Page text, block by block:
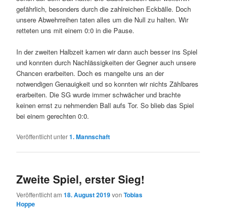
gefährlich, besonders durch die zahlreichen Eckbälle. Doch
unsere Abwehrreihen taten alles um die Null zu halten. Wir
retteten uns mit einem 0:0 in die Pause.
In der zweiten Halbzeit kamen wir dann auch besser ins Spiel
und konnten durch Nachlässigkeiten der Gegner auch unsere
Chancen erarbeiten. Doch es mangelte uns an der
notwendigen Genauigkeit und so konnten wir nichts Zählbares
erarbeiten. Die SG wurde immer schwächer und brachte
keinen ernst zu nehmenden Ball aufs Tor. So blieb das Spiel
bei einem gerechten 0:0.
Veröffentlicht unter1. Mannschaft
Zweite Spiel, erster Sieg!
Veröffentlicht am18. August 2019vonTobias
Hoppe